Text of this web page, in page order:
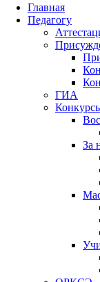
Главная
Педагогу
ГИА
За